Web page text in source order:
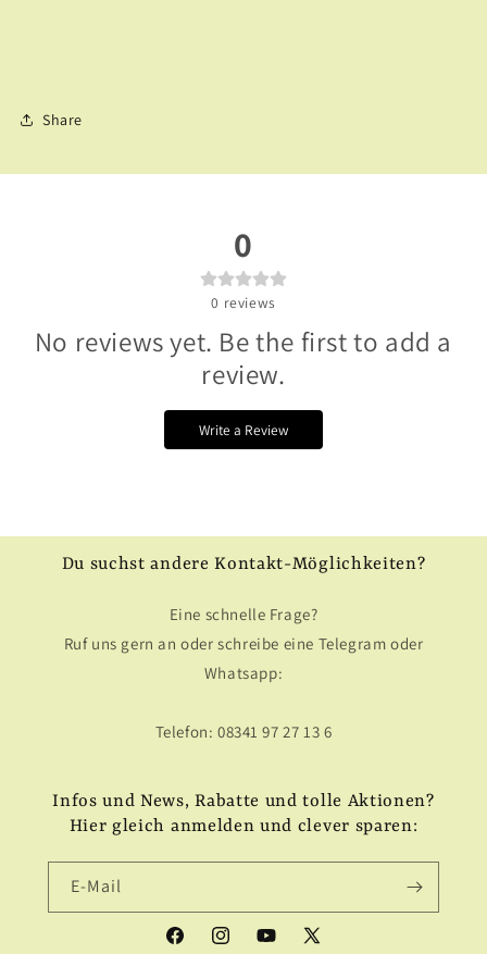
Share
0
0 reviews
No reviews yet. Be the first to add a
review.
Write a Review
Du suchst andere Kontakt-Möglichkeiten?
Eine schnelle Frage?
Ruf uns gern an oder schreibe eine Telegram oder
Whatsapp:
Telefon: 08341 97 27 13 6
Infos und News, Rabatte und tolle Aktionen?
Hier gleich anmelden und clever sparen:
E-Mail
FacebookInstagramYouTube
X